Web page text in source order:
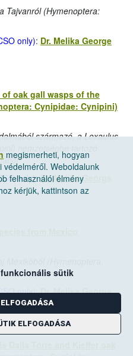
Tajvanról (Hymenoptera:
only): Dr. Melika George
oak gall wasps of the
Cynipidae: Cynipini)
származó, a Loxaulus
only):Dr. Melika George
from Mexico
(Hymenoptera:
only):Dr. Melika George
megismerheti, hogyan
Weboldalunk
felhasználói élmény
kérjük, kattintson az
sütik
ELFOGADÁSA